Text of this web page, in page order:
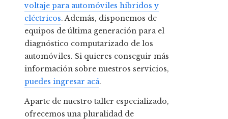
voltaje para automóviles híbridos y
eléctricos. Además, disponemos de
equipos de última generación para el
diagnóstico computarizado de los
automóviles. Si quieres conseguir más
información sobre nuestros servicios,
puedes ingresar acá.
Aparte de nuestro taller especializado,
ofrecemos una pluralidad de